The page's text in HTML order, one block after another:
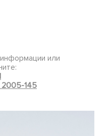
или
2005-145